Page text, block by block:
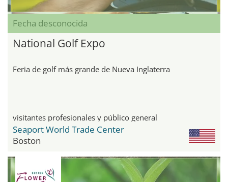
Fecha desconocida
National Golf Expo
Feria de golf más grande de Nueva Inglaterra
visitantes profesionales y público general
Seaport World Trade Center
Boston